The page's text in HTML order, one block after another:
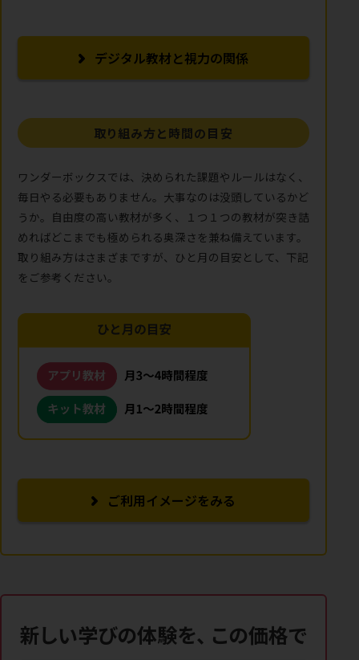
デジタル教材と視力の関係
取り組み方と時間の目安
ワンダーボックスでは、決められた課題やルールはなく、
毎日やる必要もありません。大事なのは没頭しているかど
うか。自由度の高い教材が多く、１つ１つの教材が突き詰
めればどこまでも極められる奥深さを兼ね備えています。
取り組み方はさまざまですが、ひと月の目安として、下記
をご参考ください。
ご利用イメージをみる
新しい学びの体験を、 この価格で